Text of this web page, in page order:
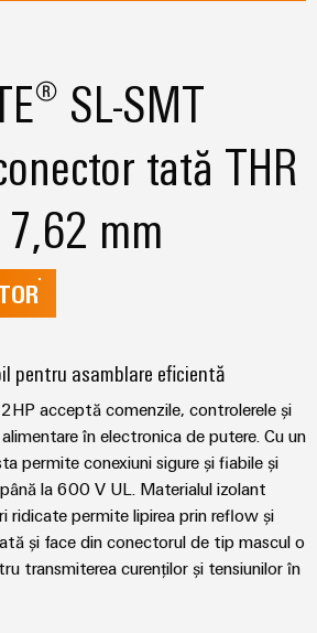
Inovații în
Conectivitate
practică pentru
SL-SMT
tată THR
mm
pentru asamblare eficientă
acceptă comenzile, controlerele și
în electronica de putere. Cu un
permite conexiuni sigure și fiabile și
la 600 V UL. Materialul izolant
ridicate permite lipirea prin reflow și
și face din conectorul de tip mascul o
transmiterea curenților și tensiunilor în